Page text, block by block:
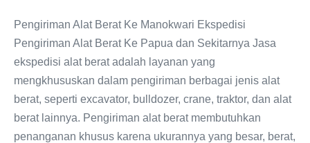
Pengiriman Alat Berat Ke Manokwari Ekspedisi
Pengiriman Alat Berat Ke Papua dan Sekitarnya Jasa
ekspedisi alat berat adalah layanan yang
mengkhususkan dalam pengiriman berbagai jenis alat
berat, seperti excavator, bulldozer, crane, traktor, dan alat
berat lainnya. Pengiriman alat berat membutuhkan
penanganan khusus karena ukurannya yang besar, berat,